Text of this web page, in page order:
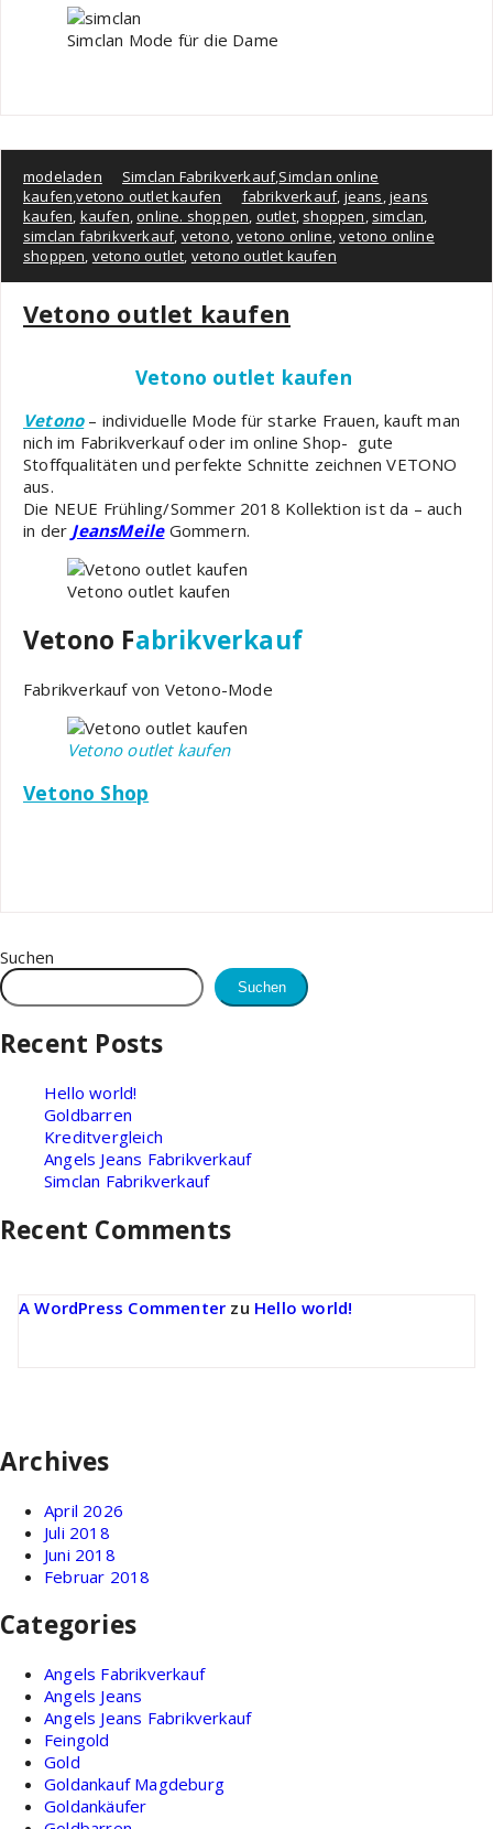
Simclan Mode für die Dame
modeladen Simclan Fabrikverkauf,Simclan online
kaufen,vetono outlet kaufen fabrikverkauf, jeans,jeans
kaufen, kaufen,online. shoppen, outlet, shoppen, simclan,
simclan fabrikverkauf, vetono,vetono online,vetono online
shoppen, vetono outlet, vetono outlet kaufen
Vetono outlet kaufen
Vetono outlet kaufen
Vetono – individuelle Mode für starke Frauen, kauft man
nich im Fabrikverkauf oder im online Shop- gute
Stoffqualitäten und perfekte Schnitte zeichnen VETONO
aus.
Die NEUE Frühling/Sommer 2018 Kollektion ist da – auch
in der JeansMeileGommern.
Vetono outlet kaufen
Vetono Fabrikverkauf
Fabrikverkauf von Vetono-Mode
Vetono outlet kaufen
Vetono Shop
Suchen
Suchen
Recent Posts
Hello world!
Goldbarren
Kreditvergleich
Angels Jeans Fabrikverkauf
Simclan Fabrikverkauf
Recent Comments
A WordPress Commenter zu Hello world!
Archives
April 2026
Juli 2018
Juni 2018
Februar 2018
Categories
Angels Fabrikverkauf
Angels Jeans
Angels Jeans Fabrikverkauf
Feingold
Gold
Goldankauf Magdeburg
Goldankäufer